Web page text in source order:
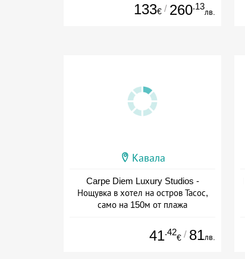
133€ / 260.13
лв.
Кавала
Carpe Diem Luxury Studios -
Нощувка в хотел на остров Тасос,
само на 150м от плажа
41.42
€ / 81лв.